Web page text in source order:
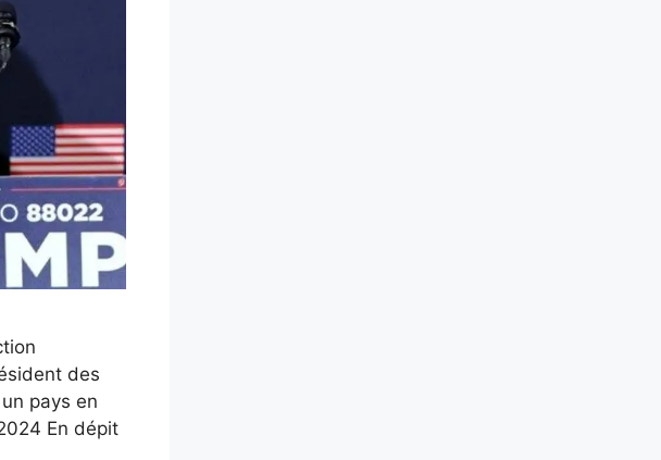
des
pays en
En dépit